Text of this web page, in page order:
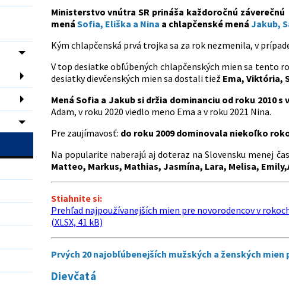
Ministerstvo vnútra SR prináša každoročnú
mená Sofia, Eliška a Nina a chlapčenské mená Jakub,
Kým chlapčenská prvá trojka sa za rok nezmenila, v
V top desiatke obľúbených chlapčenských mien sa tento
desiatky dievčenských mien sa dostali tiež Ema, Viktória,
Mená Sofia a Jakub si držia dominanciu od roku 2010
Adam, v roku 2020 viedlo meno Ema a v roku 2021 Nina.
Pre zaujímavosť: do roku 2009 dominovala niekoľko
Na popularite naberajú aj doteraz na Slovensku menej
Matteo, Markus, Mathias, Jasmína, Lara, Melisa, Emily,
Stiahnite si:
Prehľad najpoužívanejších mien pre novorodencov v
(XLSX, 41 kB)
Prvých 20 najobľúbenejších mužských a ženských
Dievčatá